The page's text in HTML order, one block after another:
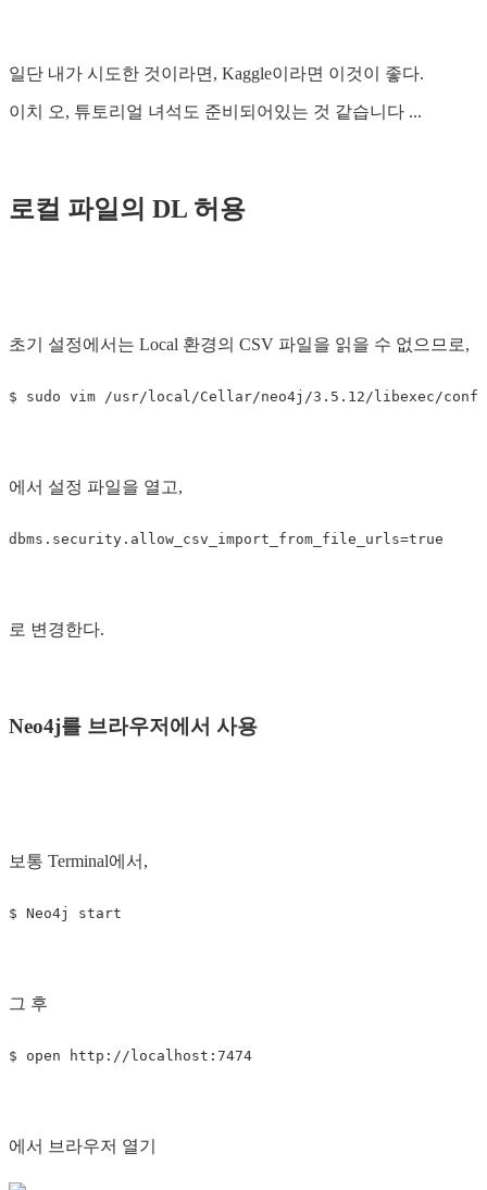
일단 내가 시도한 것이라면, Kaggle이라면 이것이 좋다.
이치 ​​오, 튜토리얼 녀석도 준비되어있는 것 같습니다 ...
로컬 파일의 DL 허용
초기 설정에서는 Local 환경의 CSV 파일을 읽을 수 없으므로,
에서 설정 파일을 열고,
로 변경한다.
Neo4j를 브라우저에서 사용
보통 Terminal에서,
그 후
에서 브라우저 열기